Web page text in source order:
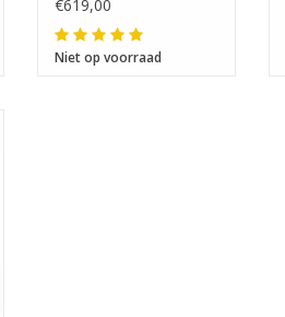
€619,00
Niet op voorraad